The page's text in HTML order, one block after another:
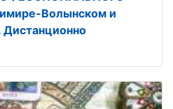
Волынском и